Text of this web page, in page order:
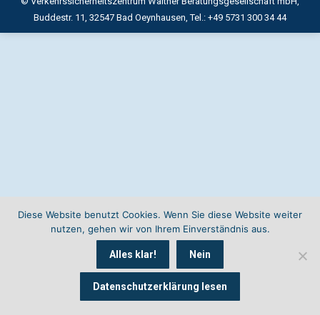
Buddestr. 11, 32547 Bad Oeynhausen, Tel.: +49 5731 300 34 44
Diese Website benutzt Cookies. Wenn Sie diese Website weiter
nutzen, gehen wir von Ihrem Einverständnis aus.
Alles klar! Nein
Datenschutzerklärung lesen